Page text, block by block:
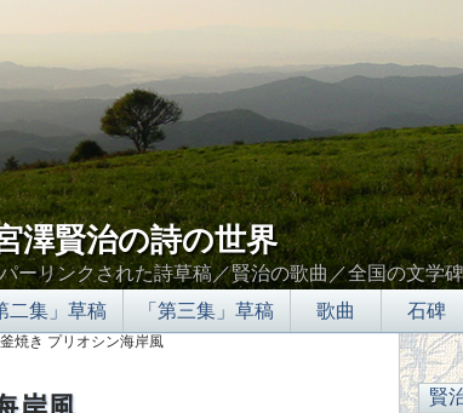
澤賢治の詩の世界
ーリンクされた詩草稿／賢治の歌曲／全国の文学
二集」草稿 「第三集」草稿 歌曲 石碑
焼き プリオシン海岸風